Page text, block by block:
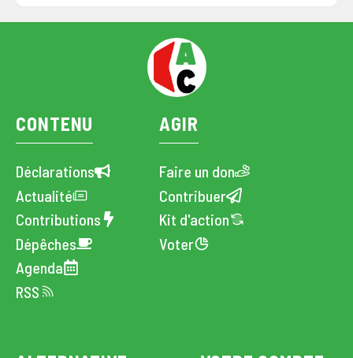
CONTENU
Déclarations
Actualité
Contributions
Dépêches
Agenda
RSS
AGIR
Faire un don
Contribuer
Kit d'action
Voter